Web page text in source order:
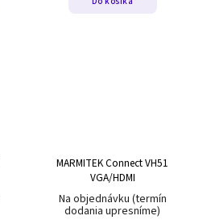
MARMITEK Connect VH51
VGA/HDMI
Na objednávku (termín
dodania upresníme)